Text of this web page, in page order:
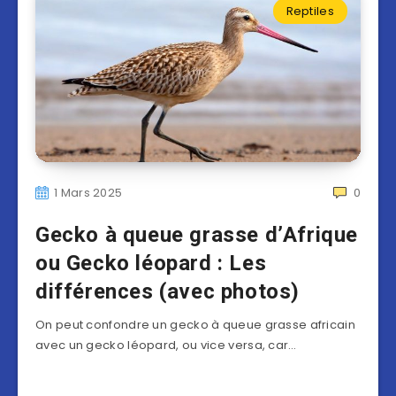
Reptiles
1 Mars 2025 0
Gecko à queue grasse d’Afrique
ou Gecko léopard : Les
différences (avec photos)
On peut confondre un gecko à queue grasse africain
avec un gecko léopard, ou vice versa, car…